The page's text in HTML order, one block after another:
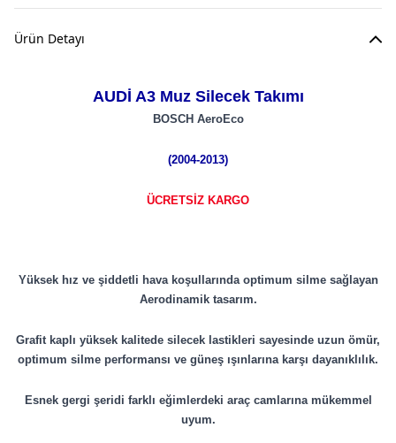
Ürün Detayı
AUDİ A3 Muz Silecek Takımı
BOSCH AeroEco
(2004-2013)
ÜCRETSİZ KARGO
Yüksek hız ve şiddetli hava koşullarında optimum silme sağlayan
Aerodinamik tasarım.
Grafit kaplı yüksek kalitede silecek lastikleri sayesinde uzun ömür,
optimum silme performansı ve güneş ışınlarına karşı dayanıklılık.
Esnek gergi şeridi farklı eğimlerdeki araç camlarına mükemmel
uyum.